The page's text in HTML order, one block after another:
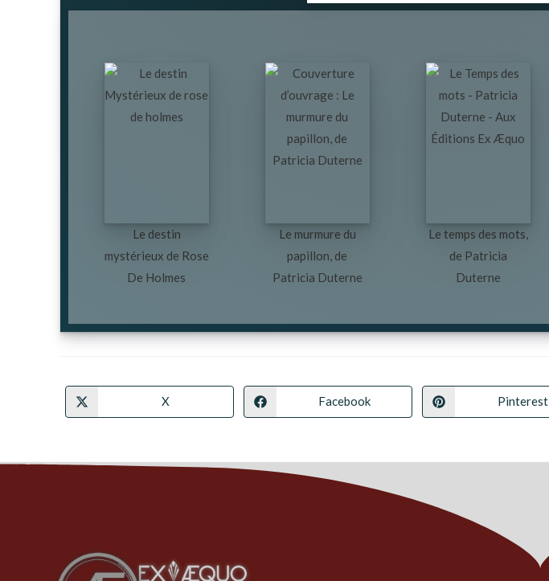
Le destin
mystérieux de Rose
De Holmes
Le murmure du
papillon, de
Patricia Duterne
Le temps des mots,
de Patricia
Duterne
X Facebook Pinterest